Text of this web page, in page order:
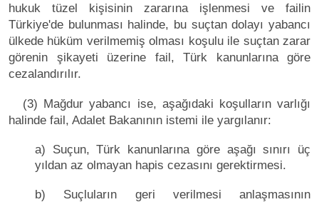
hukuk tüzel kişisinin zararına işlenmesi ve failin
Türkiye'de bulunması halinde, bu suçtan dolayı yabancı
ülkede hüküm verilmemiş olması koşulu ile suçtan zarar
görenin şikayeti üzerine fail, Türk kanunlarına göre
cezalandırılır.
(3) Mağdur yabancı ise, aşağıdaki koşulların varlığı
halinde fail, Adalet Bakanının istemi ile yargılanır:
a) Suçun, Türk kanunlarına göre aşağı sınırı üç
yıldan az olmayan hapis cezasını gerektirmesi.
b) Suçluların geri verilmesi anlaşmasının